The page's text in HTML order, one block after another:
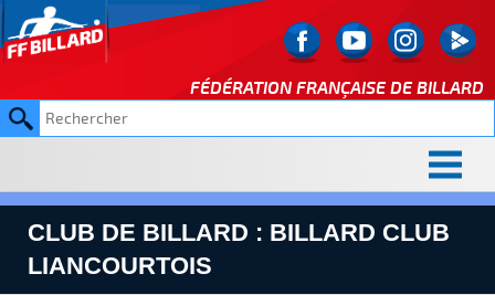
FÉDÉRATION FRANÇAISE DE BILLARD
CLUB DE BILLARD : BILLARD CLUB
LIANCOURTOIS